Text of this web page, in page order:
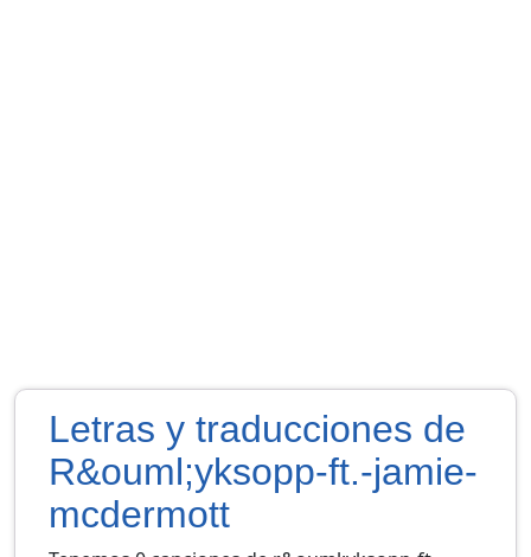
Letras y traducciones de
R&ouml;yksopp-ft.-jamie-
mcdermott